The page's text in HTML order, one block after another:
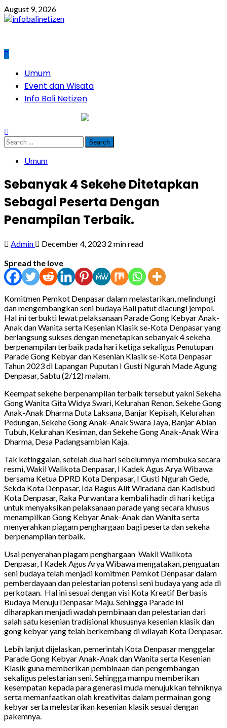
Skip
to
August 9, 2026
PrimaryUmum
Event dan Wisata
Info Bali Netizen
Search
for:
Umum
Sebanyak 4 Sekehe Ditetapkan
Sebagai Peserta Dengan
Penampilan Terbaik.
Admin December 4, 2023 2 min read
Spread the love
Komitmen Pemkot Denpasar dalam melastarikan, melindungi
dan mengembangkan seni budaya Bali patut diacungi jempol.
Hal ini terbukti lewat pelaksanaan Parade Gong Kebyar Anak-
Anak dan Wanita serta Kesenian Klasik se-Kota Denpasar yang
berlangsung sukses dengan menetapkan sebanyak 4 sekeha
berpenampilan terbaik pada hari ketiga sekaligus Penutupan
Parade Gong Kebyar dan Kesenian Klasik se-Kota Denpasar
Tahun 2023 di Lapangan Puputan I Gusti Ngurah Made Agung
Denpasar, Sabtu (2/12) malam.
Keempat sekehe berpenampilan terbaik tersebut yakni Sekeha
Gong Wanita Gita Widya Swari, Kelurahan Renon, Sekehe Gong
Anak-Anak Dharma Duta Laksana, Banjar Kepisah, Kelurahan
Pedungan, Sekehe Gong Anak-Anak Swara Jaya, Banjar Abian
Tubuh, Kelurahan Kesiman, dan Sekehe Gong Anak-Anak Wira
Dharma, Desa Padangsambian Kaja.
Tak ketinggalan, setelah dua hari sebelumnya membuka secara
resmi, Wakil Walikota Denpasar, I Kadek Agus Arya Wibawa
bersama Ketua DPRD Kota Denpasar, I Gusti Ngurah Gede,
Sekda Kota Denpasar, Ida Bagus Alit Wiradana dan Kadisbud
Kota Denpasar, Raka Purwantara kembali hadir di hari ketiga
untuk menyaksikan pelaksanaan parade yang secara khusus
menampilkan Gong Kebyar Anak-Anak dan Wanita serta
menyerahkan piagam penghargaan bagi peserta dan sekeha
berpenampilan terbaik.
Usai penyerahan piagam penghargaan Wakil Walikota
Denpasar, I Kadek Agus Arya Wibawa mengatakan, penguatan
seni budaya telah menjadi komitmen Pemkot Denpasar dalam
pemberdayaan dan pelestarian potensi seni budaya yang ada di
perkotaan. Hal ini sesuai dengan visi Kota Kreatif Berbasis
Budaya Menuju Denpasar Maju. Sehingga Parade ini
diharapkan menjadi wadah pembinaan dan pelestarian dari
salah satu kesenian tradisional khususnya kesenian klasik dan
gong kebyar yang telah berkembang di wilayah Kota Denpasar.
Lebih lanjut dijelaskan, pemerintah Kota Denpasar menggelar
Parade Gong Kebyar Anak-Anak dan Wanita serta Kesenian
Klasik guna memberikan pembinaan dan pengembangan
sekaligus pelestarian seni. Sehingga mampu memberikan
kesempatan kepada para generasi muda menujukkan tehniknya
serta memanfaatkan olah kreativitas dalam permainan gong
kebyar serta melestarikan kesenian klasik sesuai dengan
pakemnya.